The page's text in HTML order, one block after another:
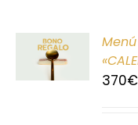
370€